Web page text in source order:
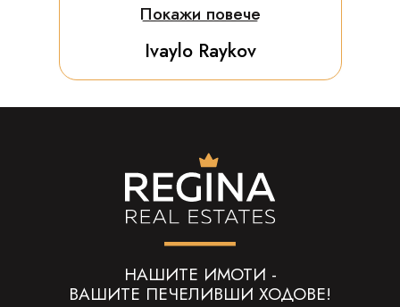
Покажи повече
Ivaylo Raykov
НАШИТЕ ИМОТИ -
ВАШИТЕ ПЕЧЕЛИВШИ ХОДОВЕ!